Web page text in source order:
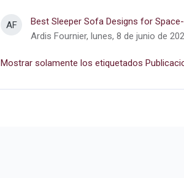
AF
Best Sleeper Sofa Designs for
Ardis Fournier, lunes, 8 de junio de
Mostrar solamente los etiquetados